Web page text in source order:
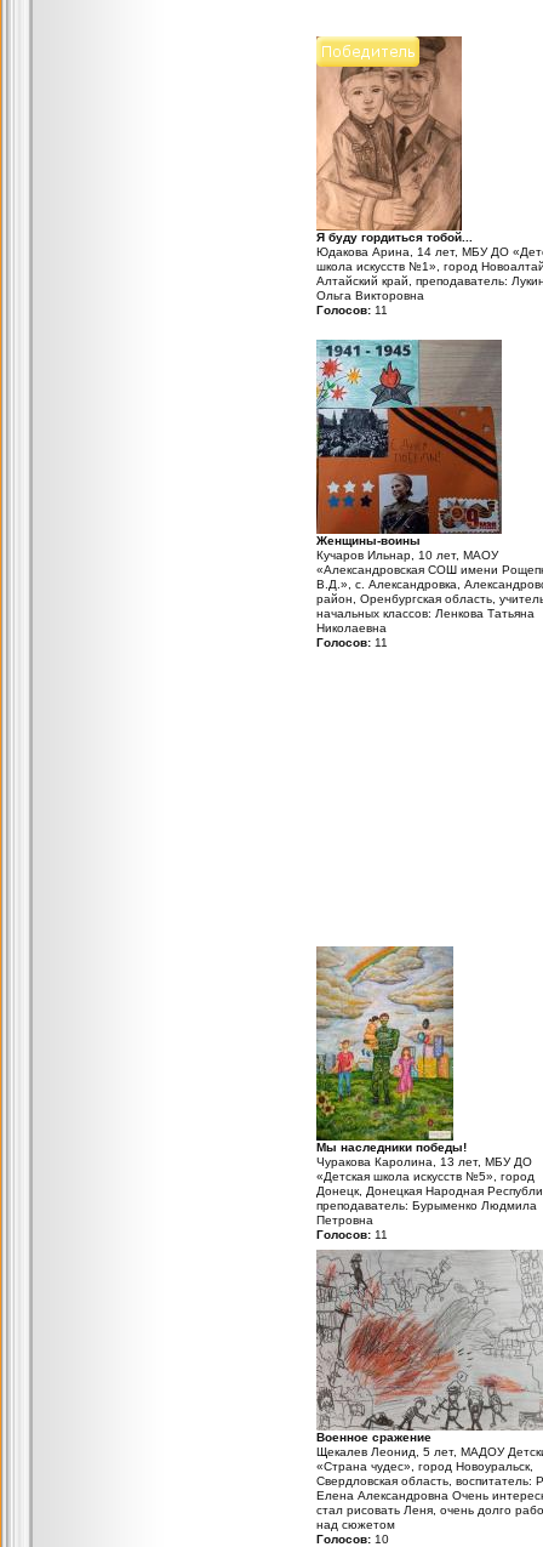
Я буду гордиться тобой...
Юдакова Арина, 14 лет, МБУ ДО
школа искусств №1», город
Алтайский край, преподаватель:
Ольга Викторовна
Голосов: 11
Женщины-воины
Кучаров Ильнар, 10 лет, МАОУ
«Александровская СОШ имени
В.Д.», с. Александровка,
район, Оренбургская область,
начальных классов: Ленкова Татьяна
Николаевна
Голосов: 11
Мы наследники победы!
Чуракова Каролина, 13 лет, МБУ ДО
«Детская школа искусств №5», город
Донецк, Донецкая Народная
преподаватель: Бурыменко Людмила
Петровна
Голосов: 11
Военное сражение
Щекалев Леонид, 5 лет, МАДОУ
«Страна чудес», город Новоуральск,
Свердловская область, воспитатель:
Елена Александровна Очень
стал рисовать Леня, очень долго
над сюжетом
Голосов: 10